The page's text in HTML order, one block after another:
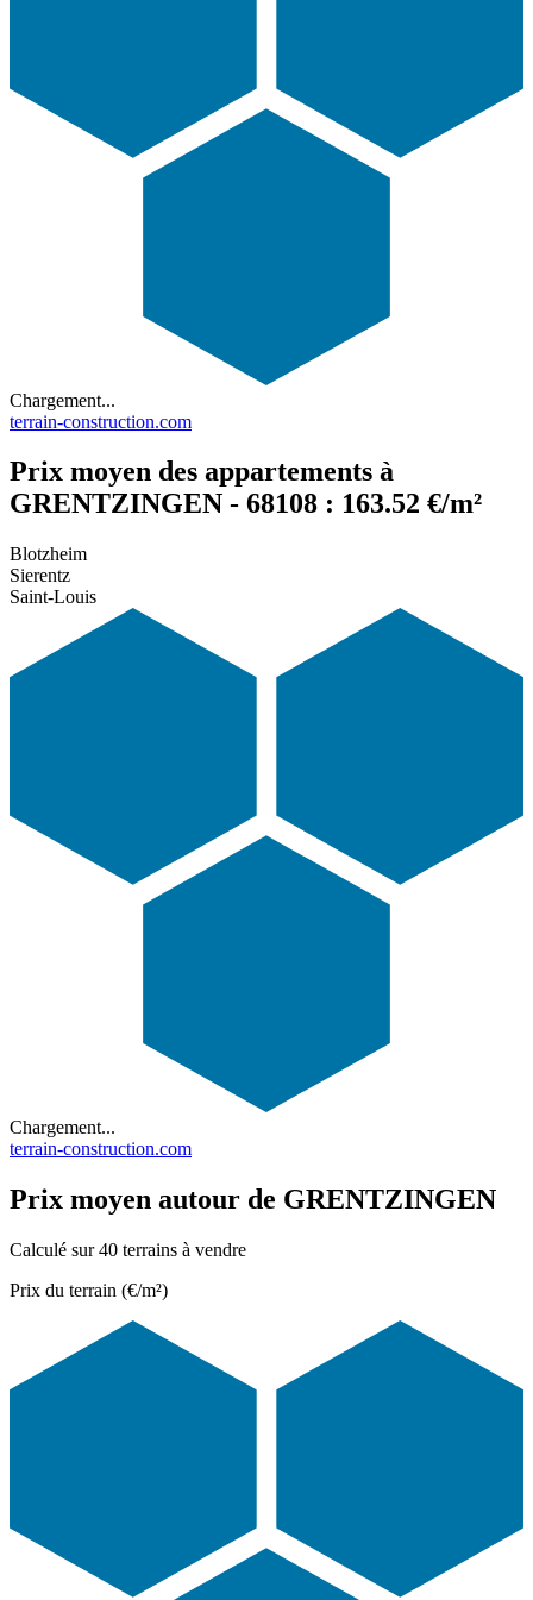
Chargement...
terrain-construction.com
Prix moyen des appartements à
GRENTZINGEN - 68108 : 163.52 €/m²
Blotzheim
Sierentz
Saint-Louis
Chargement...
terrain-construction.com
Prix moyen autour de GRENTZINGEN
Calculé sur 40 terrains à vendre
Prix du terrain (€/m²)